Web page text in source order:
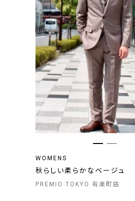
WOMENS
秋らしい柔らかなベージュ
PREMIO TOKYO 有楽町店